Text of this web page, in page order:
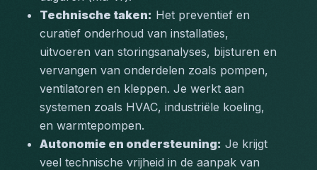
Technische taken: Het preventief en
curatief onderhoud van installaties,
uitvoeren van storingsanalyses, bijsturen en
vervangen van onderdelen zoals pompen,
ventilatoren en kleppen. Je werkt aan
systemen zoals HVAC, industriële koeling,
en warmtepompen.
Autonomie en ondersteuning: Je krijgt
veel technische vrijheid in de aanpak van